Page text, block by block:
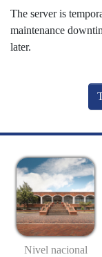
The server is
maintenance
later.
Nivel nacional